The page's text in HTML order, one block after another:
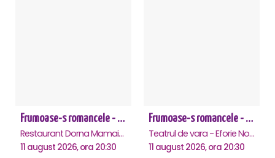
Frumoase-s romancele - Mamaia
Restaurant Dorna Mamaia, Mamaia
11 august 2026, ora 20:30
Frumoase-s romancele - Eforie Nord
Teatrul de vara - Eforie Nord, Eforie-Nord
11 august 2026, ora 20:30